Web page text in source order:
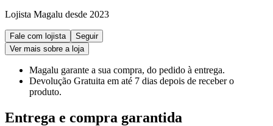
Lojista Magalu desde 2023
Fale com lojista
Seguir
Ver mais sobre a loja
Magalu garante a sua compra, do pedido à entrega.
Devolução Gratuita em até 7 dias depois de receber o
produto.
Entrega e compra garantida